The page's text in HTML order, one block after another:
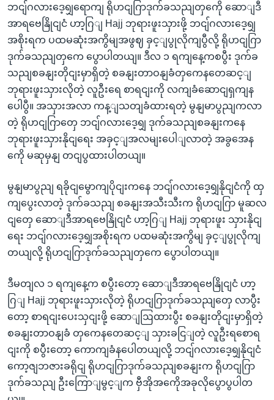
ဘငျ်ဂလားဒေ့ရျှရောကျ ရိုဟငျဂြာဒုက်ခသညျတှကေို ဆောျဒီ
အာရဗေနြိုငျငံ ဟာ့ဂြျ Hajj ဘုရားဖူးသှားဖို့ ဘငျ်ဂလားဒေ့ရျှ
အစိုးရက ပထမဆုံးအကွိမျအဖွဈ ခှင့ျပွုလိုကျပွီလို့ ရိုဟငျဂြာ
ဒုက်ခသညျတှကေ ပွောပါတယျ။ ဒီလ ၁ ရကျနေ့ကစပွီး ဒုက်ခ
သညျစခနျးတိုငျးမှာရှိတဲ့ စခနျးတာဝနျခံတှကေနတေဆင့ျ
ဘုရားဖူးသှားလိုတဲ့ လူဦးရေ စာရငျးကို လကျခံဆောငျရှကျန
ပေါပွီ။ အသှားအလာ ကန့ျသတျခံထားရတဲ့ မွနျမာပွညျကလာ
တဲ့ ရိုဟငျဂြာတှေ ဘငျ်ဂလားဒေ့ရျှ ဒုက်ခသညျစခနျးကနေ
ဘုရားဖူးသှားနိုငျရေး အခှင့ျအလမျးပေါျလာတဲ့ အခွအေန
ကေို မဆုမှနျ တငျပွထားပါတယျ။
မွနျမာပွညျ ရခိုငျမွောကျပိုငျးကနေ ဘငျ်ဂလားဒေ့ရျှနိုငျငံကို ထှ
ကျပွေးလာတဲ့ ဒုက်ခသညျ စခနျးအသီးသီးက ရိုဟငျဂြာ မူဆလ
ငျတှေ ဆောျဒီအာရဗေနြိုငျငံ ဟာ့ဂြျ Hajj ဘုရားဖူး သှားနိုငျ
ရေး ဘငျ်ဂလားဒေ့ရျှအစိုးရက ပထမဆုံးအကွိမျ ခှင့ျပွုလိုကျ
တယျလို့ ရိုဟငျဂြာဒုက်ခသညျတှကေ ပွောပါတယျ။
ဒီမတျလ ၁ ရကျနေ့က စပွီးတော့ ဆောျဒီအာရဗေနြိုငျငံ ဟာ့
ဂြျ Hajj ဘုရားဖူးသှားလိုတဲ့ ရိုဟငျဂြာဒုက်ခသညျတှေ လာပွီး
တော့ စာရငျးပေးသှငျးဖို့ ဆောျဩထားပွီး စခနျးတိုငျးမှာရှိတဲ့
စခနျးတာဝနျခံ တှကေနတေဆင့ျ သှားခငြျတဲ့ လူဦးရစောရ
ငျးကို စပွီးတော့ ကောကျခံနပေါတယျလို့ ဘငျ်ဂလားဒေ့ရျှနိုငျငံ
ကော့ဇျဘဇားခရိုငျ ရိုဟငျဂြာဒုက်ခသညျစခနျးက ရိုဟငျဂြာ
ဒုက်ခသညျ ဦးကြောျမွင့ျက ဗှီအိုအကေိုအခုလိုပွောပွပါတ